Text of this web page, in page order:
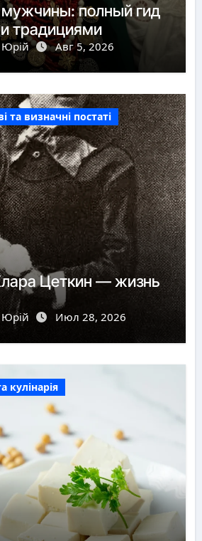
мужчины: полный гид
традициями
Юрій Авг 5, 2026
та визначні постаті
Цеткин — жизнь
Июл 28, 2026
кулінарія